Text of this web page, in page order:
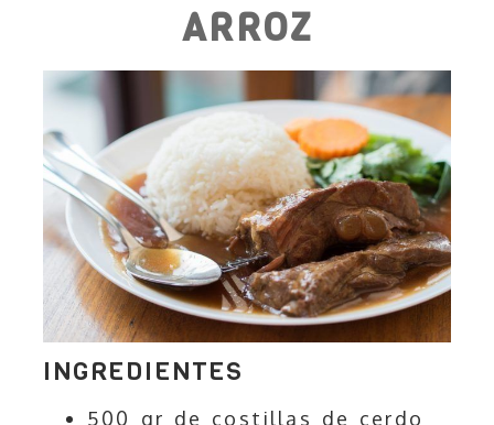
ARROZ
INGREDIENTES
500 gr de costillas de cerdo